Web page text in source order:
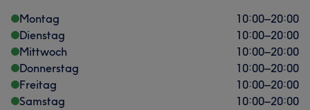
Montag
10:00–20:00
Dienstag
10:00–20:00
Mittwoch
10:00–20:00
Donnerstag
10:00–20:00
Freitag
10:00–20:00
Samstag
10:00–20:00